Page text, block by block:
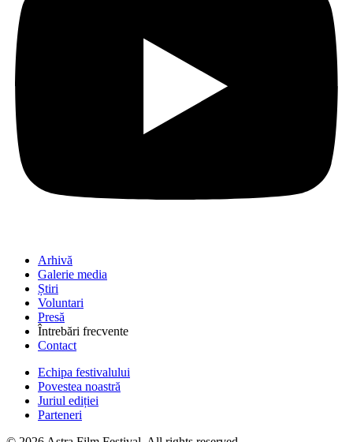
Arhivă
Galerie media
Știri
Voluntari
Presă
Întrebări frecvente
Contact
Echipa festivalului
Povestea noastră
Juriul ediției
Parteneri